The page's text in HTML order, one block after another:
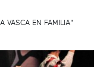
VASCA EN FAMILIA"